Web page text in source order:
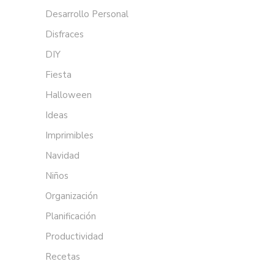
Desarrollo Personal
Disfraces
DIY
Fiesta
Halloween
Ideas
Imprimibles
Navidad
Niños
Organización
Planificación
Productividad
Recetas